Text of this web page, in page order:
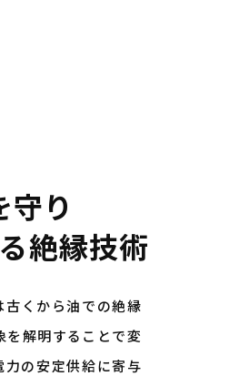
り
絶縁技術
くから油での絶縁
を解明することで変
の安定供給に寄与